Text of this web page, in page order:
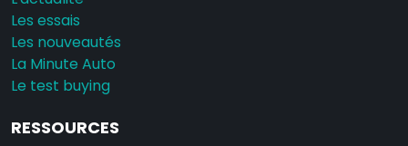
Les essais
Les nouveautés
La Minute Auto
Le test buying
RESSOURCES